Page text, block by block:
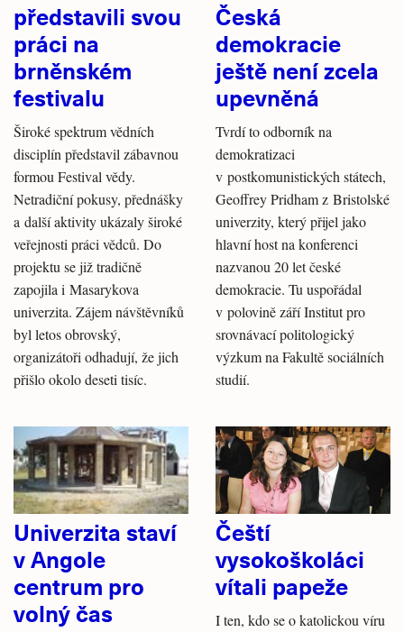
představili svou
práci na
brněnském
festivalu
Široké spektrum vědních
disciplín představil zábavnou
formou Festival vědy.
Netradiční pokusy, přednášky
a další aktivity ukázaly široké
veřejnosti práci vědců. Do
projektu se již tradičně
zapojila i Masarykova
univerzita. Zájem návštěvníků
byl letos obrovský,
organizátoři odhadují, že jich
přišlo okolo deseti tisíc.
Česká
demokracie
ještě není zcela
upevněná
Tvrdí to odborník na
demokratizaci
v postkomunistických státech,
Geoffrey Pridham z Bristolské
univerzity, který přijel jako
hlavní host na konferenci
nazvanou 20 let české
demokracie. Tu uspořádal
v polovině září Institut pro
srovnávací politologický
výzkum na Fakultě sociálních
studií.
Univerzita staví
v Angole
centrum pro
volný čas
Čeští
vysokoškoláci
vítali papeže
I ten, kdo se o katolickou víru